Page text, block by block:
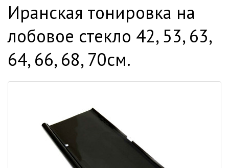
Иранская тонировка на
лобовое стекло 42, 53, 63,
64, 66, 68, 70см.